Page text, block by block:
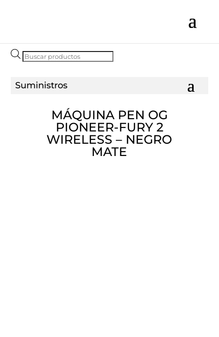
Búsqueda
MÁQUINA PEN OG
PIONEER-FURY 2
WIRELESS – NEGRO
MATE